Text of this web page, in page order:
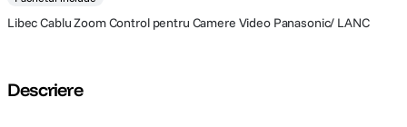
Libec Cablu Zoom Control pentru Camere Video Panasonic/ LANC
Descriere